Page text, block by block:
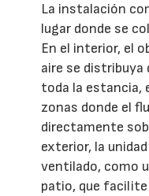
La instalación
lugar donde se
En el interior, el
aire se
toda la estancia,
zonas donde el
directamente
exterior, la
ventilado, como
patio, que